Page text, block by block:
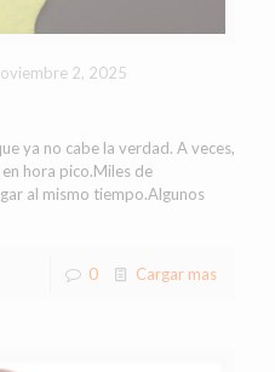
2, 2025
ya no cabe la verdad. A veces,
hora pico.Miles de
al mismo tiempo.Algunos
0 Cargar mas